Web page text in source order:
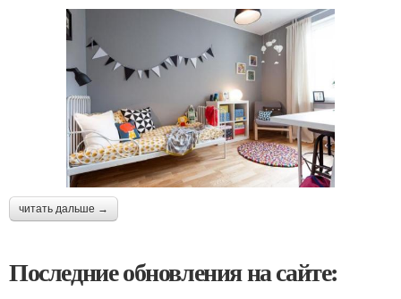
читать дальше →
Последние обновления на сайте: